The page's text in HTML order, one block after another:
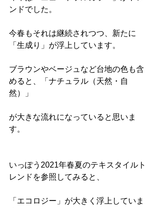
ンドでした。
今春もそれは継続されつつ、新たに
「生成り」が浮上しています。
ブラウンやベージュなど台地の色も含
めると、「ナチュラル（天然・自
然）」
が大きな流れになっていると思いま
す。
いっぽう2021年春夏のテキスタイルト
レンドを参照してみると、
「エコロジー」が大きく浮上していま